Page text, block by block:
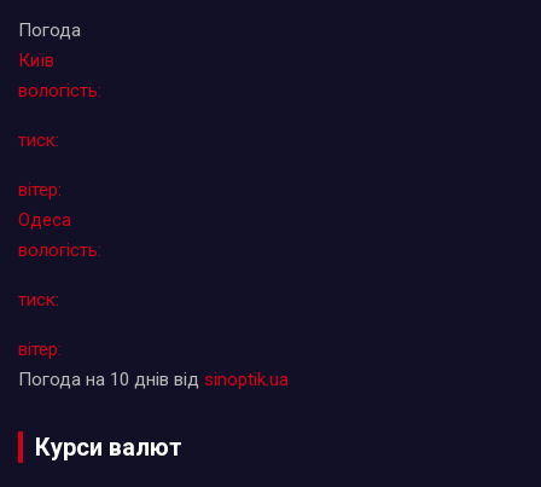
Погода
Київ
вологість:
тиск:
вітер:
Одеса
вологість:
тиск:
вітер:
Погода на 10 днів від sinoptik.ua
Курси валют